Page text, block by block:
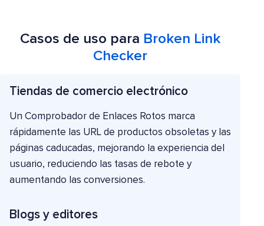
Casos de uso para Broken Link
Checker
Tiendas de comercio electrónico
Un Comprobador de Enlaces Rotos marca
rápidamente las URL de productos obsoletas y las
páginas caducadas, mejorando la experiencia del
usuario, reduciendo las tasas de rebote y
aumentando las conversiones.
Blogs y editores